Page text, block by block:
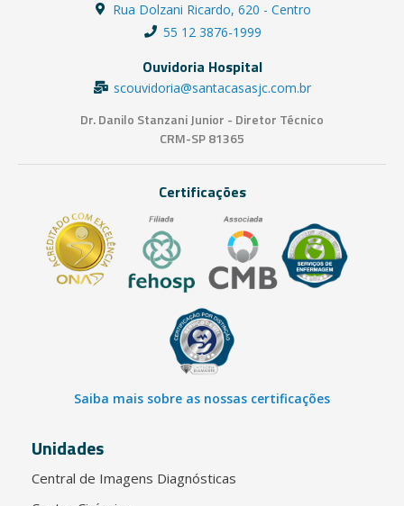
Rua Dolzani Ricardo, 620 - Centro
55 12 3876-1999
Ouvidoria Hospital
scouvidoria@santacasasjc.com.br
Dr. Danilo Stanzani Junior - Diretor Técnico
CRM-SP 81365
Certificações
Saiba mais sobre as nossas certificações
Unidades
Central de Imagens Diagnósticas